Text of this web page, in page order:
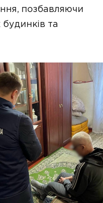
позбавляючи
та